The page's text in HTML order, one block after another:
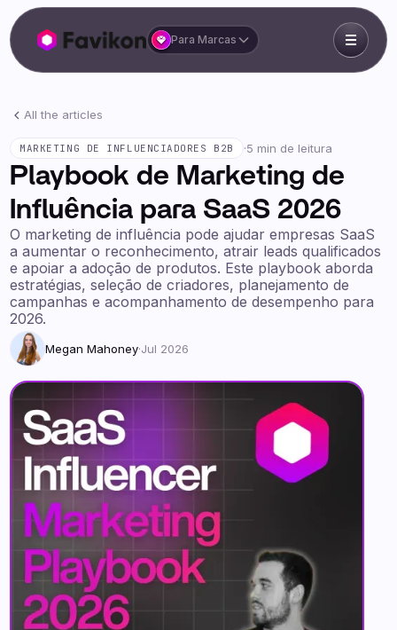
Para Marcas
All the articles
MARKETING DE INFLUENCIADORES B2B ·5 min de leitura
Playbook de Marketing de
Influência para SaaS 2026
O marketing de influência pode ajudar empresas SaaS
a aumentar o reconhecimento, atrair leads qualificados
e apoiar a adoção de produtos. Este playbook aborda
estratégias, seleção de criadores, planejamento de
campanhas e acompanhamento de desempenho para
2026.
Megan Mahoney·Jul 2026